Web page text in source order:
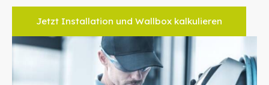
Jetzt Installation und Wallbox kalkulieren